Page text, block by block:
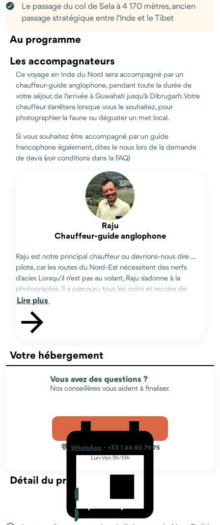
Le passage du col de Sela à 4 170 mètres, ancien
passage stratégique entre l'Inde et le Tibet
Au programme
Les accompagnateurs
Ce voyage en Inde du Nord sera accompagné par un
chauffeur-guide anglophone, pendant toute la durée de
votre séjour, de l'arrivée à Guwahati jusqu'à Dibrugarh. Votre
chauffeur s'arrêtera lorsque vous le souhaitez, pour
photographier la faune ou déguster un met local.
Si vous souhaitez être accompagné par un guide
francophone également, dites le nous lors de la demande
de devis (voir conditions dans la FAQ)
Raju
Chauffeur-guide anglophone
Raju est notre principal chauffeur ou devrions-nous dire ...
pilote, car les routes du Nord-Est nécessitent des nerfs
d'acier. Lorsqu'il n'est pas au volant, Raju s'adonne à la
photographie. Il a parcouru tous les coins et recoins de
l'Arunachal Pradesh. Vous apprécierez son calme et son
sourire contagieux.
Votre hébergement
Vous avez des questions ?
Nos conseillères vous aident à finaliser.
💬 WhatsApp · +33 1 84 80 79 75
Lun-Ven 9h-19h
Détail du prix
Le prix comprend